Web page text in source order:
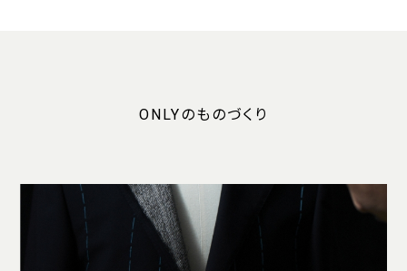
ONLYのものづくり